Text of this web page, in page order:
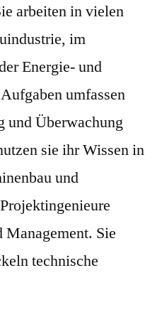
arbeiten in vielen
im
Energie- und
umfassen
und Überwachung
sie ihr Wissen in
und
Sie
technische